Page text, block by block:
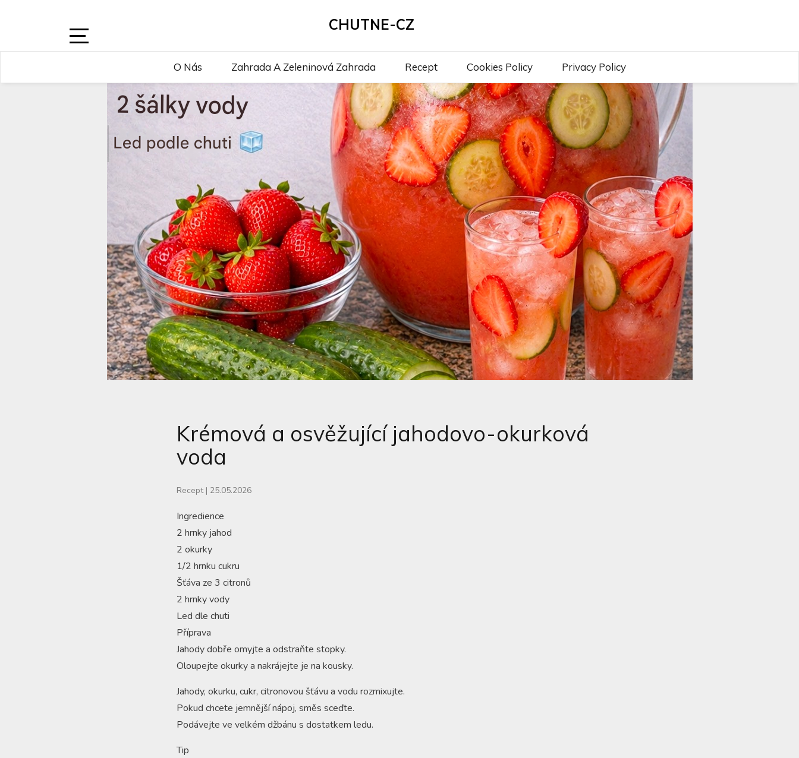
Open
CHUTNE-CZ
O Nás Zahrada A Zeleninová Zahrada Recept Cookies Policy Privacy Policy
Krémová a osvěžující jahodovo-okurková
voda
Recept | 25.05.2026
Ingredience
2 hrnky jahod
2 okurky
1/2 hrnku cukru
Šťáva ze 3 citronů
2 hrnky vody
Led dle chuti
Příprava
Jahody dobře omyjte a odstraňte stopky.
Oloupejte okurky a nakrájejte je na kousky.
Jahody, okurku, cukr, citronovou šťávu a vodu rozmixujte.
Pokud chcete jemnější nápoj, směs sceďte.
Podávejte ve velkém džbánu s dostatkem ledu.
Tip